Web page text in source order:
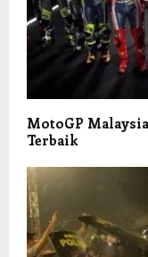
MotoGP
Terbaik